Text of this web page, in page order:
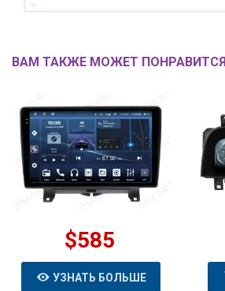
ВАМ ТАКЖЕ МОЖЕТ ПОНРАВИТСЯ
$585
УЗНАТЬ БОЛЬШЕ